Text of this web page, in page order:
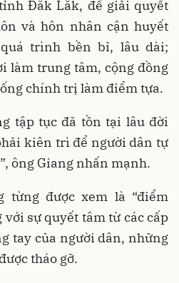
Đắk Lắk, để giải quyết
và hôn nhân cận huyết
trình bền bỉ, lâu dài;
làm trung tâm, cộng đồng
chính trị làm điểm tựa.
tập tục đã tồn tại lâu đời
kiên trì để người dân tự
ông Giang nhấn mạnh.
từng được xem là “điểm
sự quyết tâm từ các cấp
tay của người dân, những
tháo gỡ.